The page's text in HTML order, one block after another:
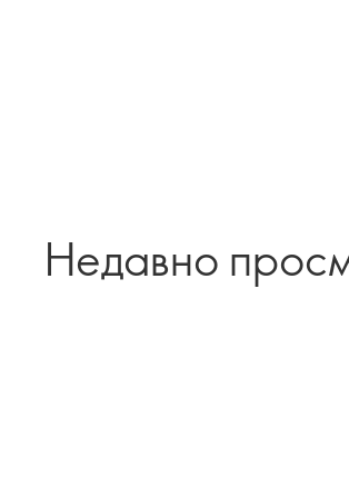
Недавно